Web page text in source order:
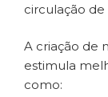
circulação
A criação de
estimula
como: